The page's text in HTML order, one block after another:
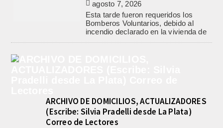
ENCONTRARON EL CUERPO DEL
PESCADOR DESAPARECIDO EN
EL ARROYO SALADILLO
agosto 7, 2026
Un helicóptero que participaba de la
TRIUNFO NOTABLE ANTE
GIMNASIA
agosto 8, 2026
ARCHIVO DE DOMICILIOS, ACTUALIZADORES
(Escribe: Silvia Pradelli desde La Plata)
Correo de Lectores